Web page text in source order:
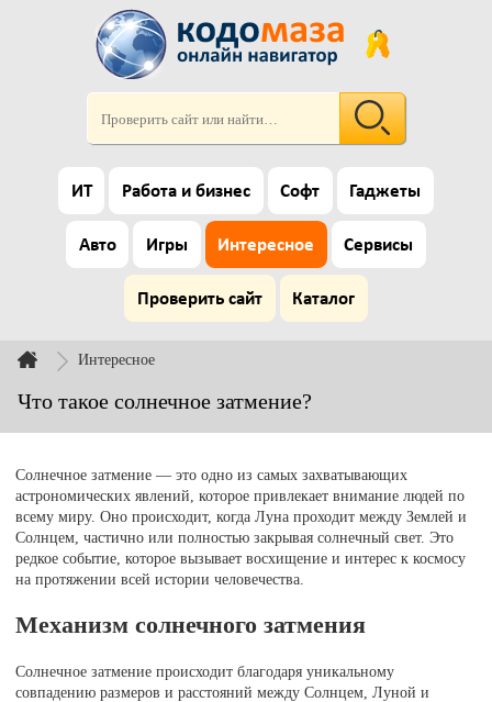
ИТ Работа и бизнес Софт Гаджеты
Авто Игры Интересное Сервисы
Проверить сайт Каталог
Интересное
Что такое солнечное затмение?
Солнечное затмение — это одно из самых захватывающих
астрономических явлений, которое привлекает внимание людей по
всему миру. Оно происходит, когда Луна проходит между Землей и
Солнцем, частично или полностью закрывая солнечный свет. Это
редкое событие, которое вызывает восхищение и интерес к космосу
на протяжении всей истории человечества.
Механизм солнечного затмения
Солнечное затмение происходит благодаря уникальному
совпадению размеров и расстояний между Солнцем, Луной и